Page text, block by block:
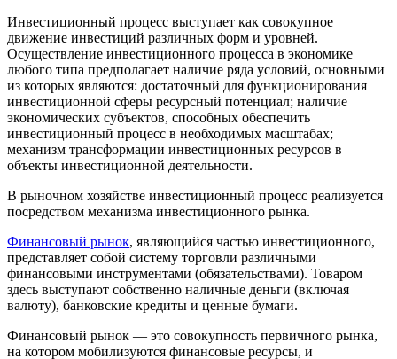
Инвестиционный процесс выступает как совокупное
движение инвестиций различных форм и уровней.
Осуществление инвестиционного процесса в экономике
любого типа предполагает наличие ряда условий, основными
из которых являются: достаточный для функционирования
инвестиционной сферы ресурсный потенциал; наличие
экономических субъектов, способных обеспечить
инвестиционный процесс в необходимых масштабах;
механизм трансформации инвестиционных ресурсов в
объекты инвестиционной деятельности.
В рыночном хозяйстве инвестиционный процесс реализуется
посредством механизма инвестиционного рынка.
Финансовый рынок, являющийся частью инвестиционного,
представляет собой систему торговли различными
финансовыми инструментами (обязательствами). Товаром
здесь выступают собственно наличные деньги (включая
валюту), банковские кредиты и ценные бумаги.
Финансовый рынок — это совокупность первичного рынка,
на котором мобилизуются финансовые ресурсы, и